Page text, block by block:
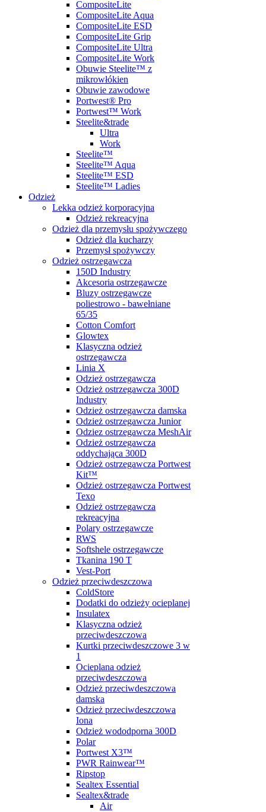
CompositeLite
CompositeLite Aqua
CompositeLite ESD
CompositeLite Grip
CompositeLite Ultra
CompositeLite Work
Obuwie Steelite™ z
mikrowłókien
Obuwie zawodowe
Portwest® Pro
Portwest™ Work
Steelite&trade
Ultra
Work
Steelite™
Steelite™ Aqua
Steelite™ ESD
Steelite™ Ladies
Odzież
Lekka odzież korporacyjna
Odzież rekreacyjna
Odzież dla przemysłu spożywczego
Odzież dla kucharzy
Przemysł spożywczy
Odzież ostrzegawcza
150D Industry
Akcesoria ostrzegawcze
Bluzy ostrzegawcze
poliestrowo - bawełniane
65/35
Cotton Comfort
Glowtex
Klasyczna odzież
ostrzegawcza
Linia X
Odzież ostrzegawcza
Odzież ostrzegawcza 300D
Industry
Odzież ostrzegawcza damska
Odzież ostrzegawcza Junior
Odziez ostrzegawcza MeshAir
Odzież ostrzegawcza
oddychająca 300D
Odzież ostrzegawcza Portwest
Kit™
Odzież ostrzegawcza Portwest
Texo
Odzież ostrzegawcza
rekreacyjna
Polary ostrzegawcze
RWS
Softshele ostrzegawcze
Tkanina 190 T
Vest-Port
Odzież przeciwdeszczowa
ColdStore
Dodatki do odzieży ocieplanej
Insulatex
Klasyczna odzież
przeciwdeszczowa
Kurtki przeciwdeszczowe 3 w
1
Ocieplana odzież
przeciwdeszczowa
Odzież przeciwdeszczowa
damska
Odzież przeciwdeszczowa
Iona
Odzież wododporna 300D
Polar
Portwest X3™
PWR Rainwear™
Ripstop
Sealtex Essential
Sealtex&trade
Air